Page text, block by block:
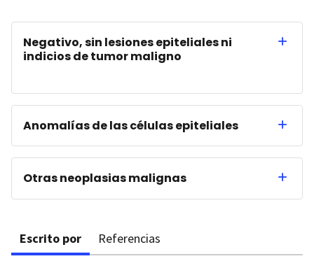
Negativo, sin lesiones epiteliales ni
indicios de tumor maligno
Anomalías de las células epiteliales
Otras neoplasias malignas
Escrito por Referencias